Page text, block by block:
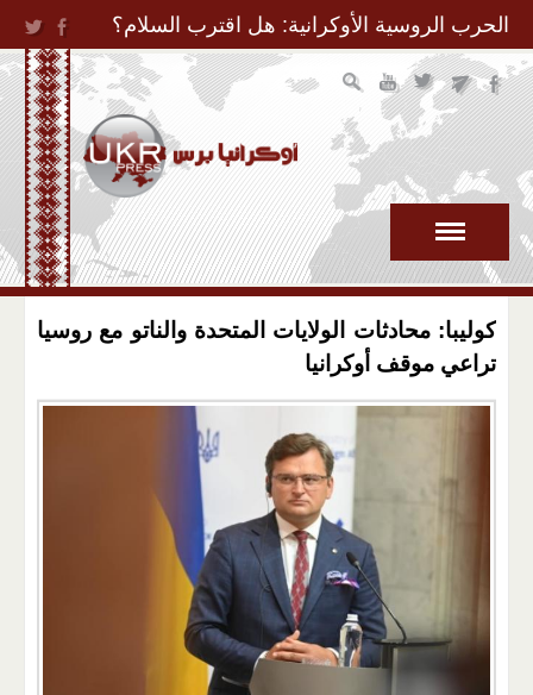
Jump to Navigation
الحرب الروسية الأوكرانية: هل اقترب السلام؟
كوليبا: محادثات الولايات المتحدة والناتو مع روسيا
تراعي موقف أوكرانيا